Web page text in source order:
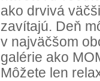
ako drvivá
zavítajú. Deň
v najväčšom
galérie ako
Môžete len